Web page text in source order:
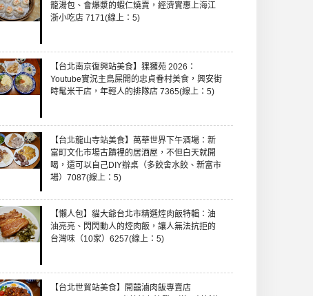
籠湯包、會爆漿的蝦仁燒賣，經濟實惠上海江
浙小吃店 7171(線上：5)
【台北南京復興站美食】猓玀苑 2026：
Youtube實況主鳥屎開的忠貞眷村美食，興安街
時髦米干店，年輕人的排隊店 7365(線上：5)
【台北龍山寺站美食】萬華世界下午酒場：新
富町文化市場古蹟裡的居酒屋，不但白天就開
喝，還可以自己DIY辦桌（多餃舍水餃、新富市
場）7087(線上：5)
【懶人包】貓大爺台北市精選焢肉飯特輯：油
油亮亮、閃閃動人的焢肉飯，讓人無法抗拒的
台灣味（10家）6257(線上：5)
【台北世貿站美食】開囍滷肉飯專賣店